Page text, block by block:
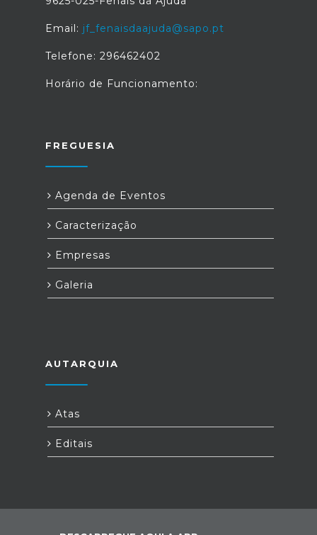
Email: jf_fenaisdaajuda@sapo.pt
Telefone: 296462402
Horário de Funcionamento:
FREGUESIA
Agenda de Eventos
Caracterização
Empresas
Galeria
AUTARQUIA
Atas
Editais